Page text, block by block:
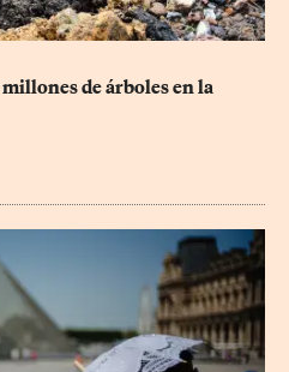
de árboles en la